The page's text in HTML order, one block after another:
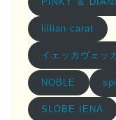
lillian carat
イェッカヴェッ
NOBLE
SLOBE IENA